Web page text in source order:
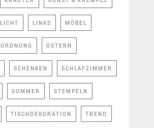
LICHT LINKS MÖBEL
ORDNUNG OSTERN
SCHENKEN SCHLAFZIMMER
SOMMER STEMPELN
TISCHDEKORATION TREND